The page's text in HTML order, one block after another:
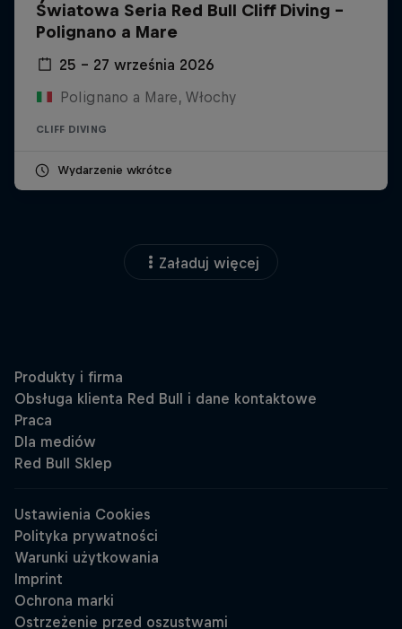
Światowa Seria Red Bull Cliff Diving -
Polignano a Mare
25 – 27 września 2026
Polignano a Mare, Włochy
CLIFF DIVING
Wydarzenie wkrótce
Załaduj więcej